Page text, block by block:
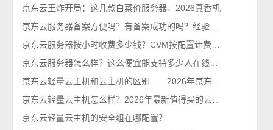
京东云王炸开局：这几款白菜价服务器，2026真香机
京东云轻量云主机的安全组在哪配置？